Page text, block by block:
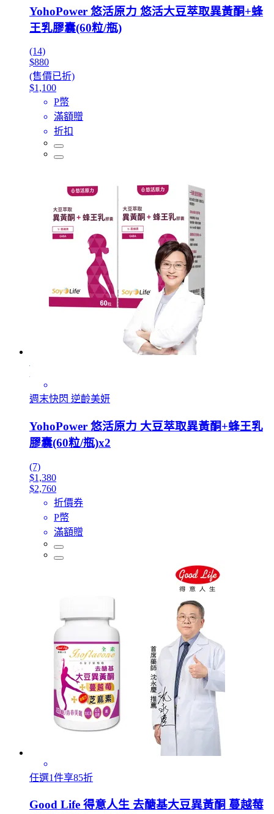
YohoPower 悠活原力 悠活大豆萃取異黃酮+蜂
王乳膠囊(60粒/瓶)
(14)
$880
(售價已折)
$1,100
P幣
滿額贈
折扣
週末快閃 逆齡美妍
YohoPower 悠活原力 大豆萃取異黃酮+蜂王乳
膠囊(60粒/瓶)x2
(7)
$1,380
$2,760
折價券
P幣
滿額贈
任選1件享85折
Good Life 得意人生 去醣基大豆異黃酮 蔓越莓